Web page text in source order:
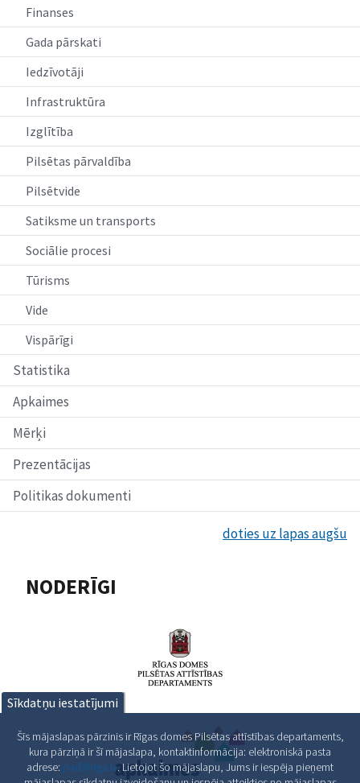
Finanses
Gada pārskati
Iedzīvotāji
Infrastruktūra
Izglītība
Pilsētas pārvaldība
Pilsētvide
Satiksme un transports
Sociālie procesi
Tūrisms
Vide
Vispārīgi
Statistika
Apkaimes
Mērķi
Prezentācijas
Politikas dokumenti
doties uz lapas augšu
NODERĪGI
Sīkdatņu iestatījumi
Šīs mājaslapas pārzinis ir Rīgas domes Pilsētas attīstības departaments,
kura pārziņā ir šī mājaslapa, kontaktinformācija: elektroniskā pasta
adrese: pad@riga.lv. Lietojot šo mājaslapu, Jums ir iespēja pieņemt